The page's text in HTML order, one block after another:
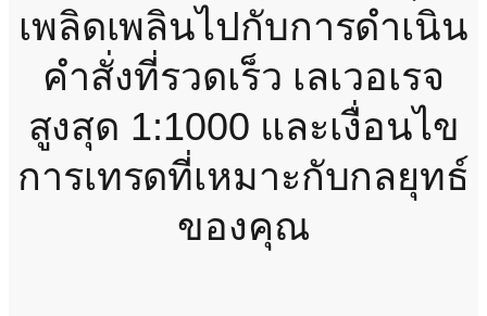
เพลิดเพลินไปกับการดำเนิน
คำสั่งที่รวดเร็ว เลเวอเรจ
สูงสุด 1:1000 และเงื่อนไข
การเทรดที่เหมาะกับกลยุทธ์
ของคุณ